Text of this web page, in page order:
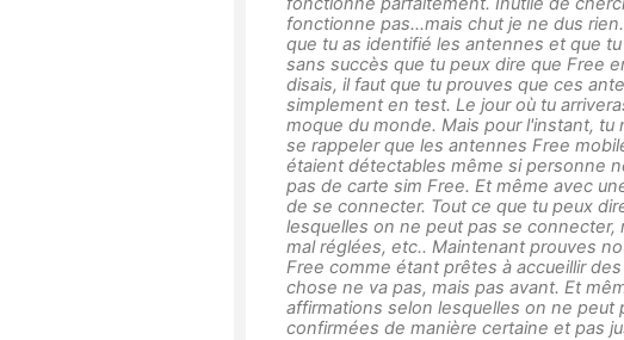
fonctionne pas...mais chut je ne dus
que tu as identifié les antennes et que
sans succès que tu peux dire que Free
disais, il faut que tu prouves que ces
simplement en test. Le jour où tu
moque du monde. Mais pour l'instant, tu
se rappeler que les antennes Free
étaient détectables même si personne
pas de carte sim Free. Et même avec
de se connecter. Tout ce que tu peux
lesquelles on ne peut pas se
mal réglées, etc.. Maintenant prouves
Free comme étant prêtes à accueillir
chose ne va pas, mais pas avant. Et
affirmations selon lesquelles on ne
confirmées de manière certaine et pas